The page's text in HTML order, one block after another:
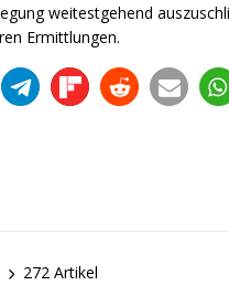
weitestgehend
Ermittlungen.
272 Artikel